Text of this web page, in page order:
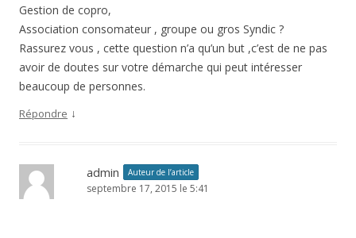
Gestion de copro,
Association consomateur , groupe ou gros Syndic ?
Rassurez vous , cette question n’a qu’un but ,c’est de ne pas
avoir de doutes sur votre démarche qui peut intéresser
beaucoup de personnes.
Répondre ↓
admin Auteur de l’article
septembre 17, 2015 le 5:41